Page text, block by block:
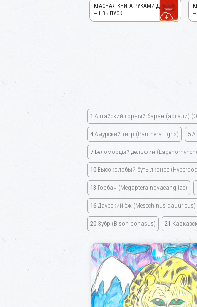
КРАСНАЯ КНИГА РУКАМИ ДЕТЕЙ!
— 1 ВЫПУСК
—
1 Алтайский горный баран (аргали)
4 Амурский тигр (Panthera tigris) 5
7 Беломордый дельфин
10 Высоколобый бутылконос
13 Горбач (Megaptera novaeangliae)
16 Даурский ёж (Mesechinus dauuricus)
20 Зубр (Bison bonasus) 21